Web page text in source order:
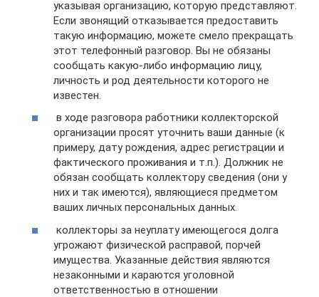
указывая организацию, которую представляют.
Если звонящий отказывается предоставить
такую информацию, можете смело прекращать
этот телефонный разговор. Вы не обязаны
сообщать какую-либо информацию лицу,
личность и род деятельности которого не
известен.
в ходе разговора работники коллекторской
организации просят уточнить ваши данные (к
примеру, дату рождения, адрес регистрации и
фактического проживания и т.п.). Должник не
обязан сообщать коллектору сведения (они у
них и так имеются), являющиеся предметом
ваших личных персональных данных.
коллекторы за неуплату имеющегося долга
угрожают физической расправой, порчей
имущества. Указанные действия являются
незаконными и караются уголовной
ответственностью в отношении